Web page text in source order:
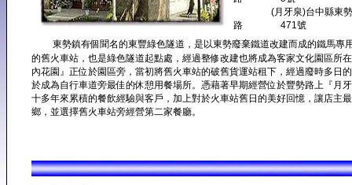
(月牙泉)台中縣東勢
路 471號
東勢鎮有個聞名的東豐綠色隧道，是以東勢廢棄鐵道改建而成的鐵馬專
的舊火車站，也是綠色隧道起點處，經過整修改建也將成為客家文化園區所
內花園』正位於園區旁，當初將舊火車站的破舊貨運站租下，經過廢時多日
於成為自行車道旁最佳的休憩用餐場所。憑藉著早期經營位於豐勢路上『月
十多年來累積的餐飲經驗與客戶，加上對於火車站舊日的美好回憶，讓店主
鄉，並選擇舊火車站旁經營第二家餐廳。